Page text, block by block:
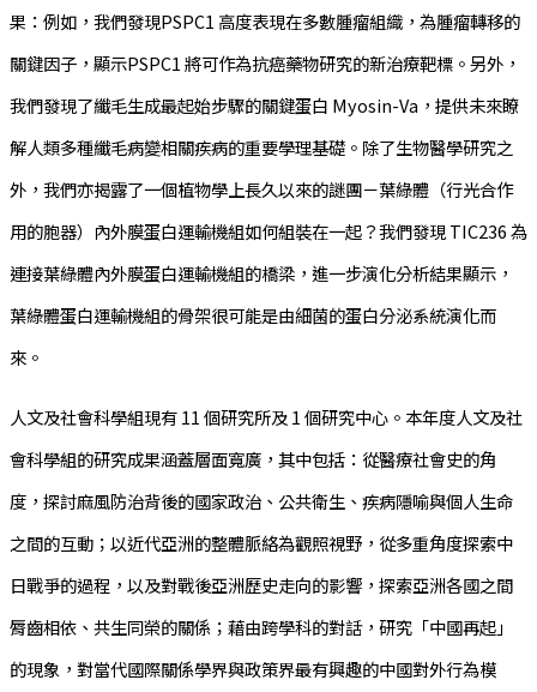
果：例如，我們發現PSPC1 高度表現在多數腫瘤組織，為腫瘤轉移的
關鍵因子，顯示PSPC1 將可作為抗癌藥物研究的新治療靶標。另外，
我們發現了纖毛生成最起始步驟的關鍵蛋白 Myosin-Va，提供未來瞭
解人類多種纖毛病變相關疾病的重要學理基礎。除了生物醫學研究之
外，我們亦揭露了一個植物學上長久以來的謎團－葉綠體（行光合作
用的胞器）內外膜蛋白運輸機組如何組裝在一起？我們發現 TIC236 為
連接葉綠體內外膜蛋白運輸機組的橋梁，進一步演化分析結果顯示，
葉綠體蛋白運輸機組的骨架很可能是由細菌的蛋白分泌系統演化而
來。
人文及社會科學組現有 11 個研究所及 1 個研究中心。本年度人文及社
會科學組的研究成果涵蓋層面寬廣，其中包括：從醫療社會史的角
度，探討麻風防治背後的國家政治、公共衛生、疾病隱喻與個人生命
之間的互動；以近代亞洲的整體脈絡為觀照視野，從多重角度探索中
日戰爭的過程，以及對戰後亞洲歷史走向的影響，探索亞洲各國之間
脣齒相依、共生同榮的關係；藉由跨學科的對話，研究「中國再起」
的現象，對當代國際關係學界與政策界最有興趣的中國對外行為模